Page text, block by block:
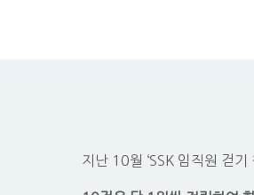
지난 10월 ‘SSK 임직원 걷